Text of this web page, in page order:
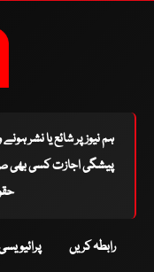
ہم نیوز پر شائع یا نشر
پیشگی اجازت کسی بھی
رابطہ کریں